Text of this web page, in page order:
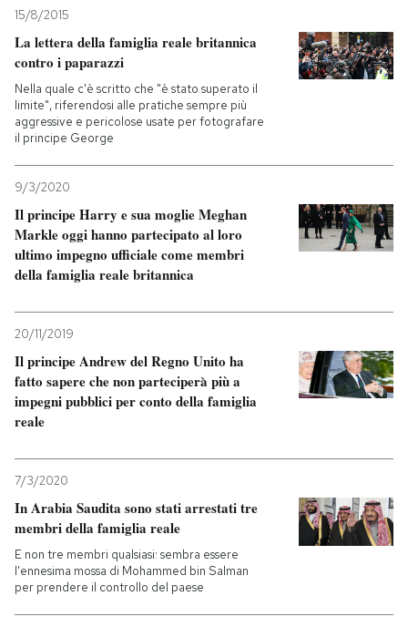
AREA PERSONALE
Entra
15/8/2015
La lettera della famiglia reale britannica
contro i paparazzi
Nella quale c'è scritto che "è stato superato il
limite", riferendosi alle pratiche sempre più
aggressive e pericolose usate per fotografare
il principe George
9/3/2020
Il principe Harry e sua moglie Meghan
Markle oggi hanno partecipato al loro
ultimo impegno ufficiale come membri
della famiglia reale britannica
20/11/2019
Il principe Andrew del Regno Unito ha
fatto sapere che non parteciperà più a
impegni pubblici per conto della famiglia
reale
7/3/2020
In Arabia Saudita sono stati arrestati tre
membri della famiglia reale
E non tre membri qualsiasi: sembra essere
l'ennesima mossa di Mohammed bin Salman
per prendere il controllo del paese